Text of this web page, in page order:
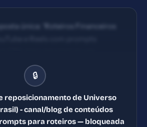
única: 'Roteiros Financeiros
e uma newsletter semanal de
🔒
reposicionamento de Universo
- canal/blog de conteúdos
para roteiros — bloqueada